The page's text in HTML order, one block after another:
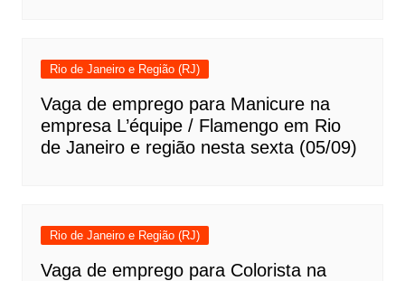
Rio de Janeiro e Região (RJ)
Vaga de emprego para Manicure na
empresa L’équipe / Flamengo em Rio
de Janeiro e região nesta sexta (05/09)
Rio de Janeiro e Região (RJ)
Vaga de emprego para Colorista na